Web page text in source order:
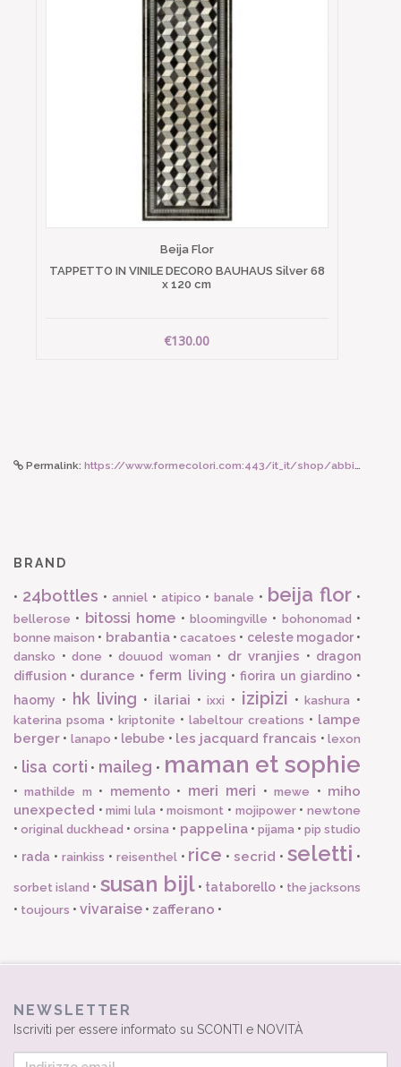
Beija Flor
TAPPETTO IN VINILE DECORO BAUHAUS Silver 68
x 120 cm
€130.00
Permalink: https://www.formecolori.com:443/it_it/shop/abbigliamento_donna/sandali/bohonomad_sandali_in_corda_bodrum_sandals_black/5456
BRAND
• 24bottles • anniel• atipico •banale • beija flor •
bellerose • bitossi home • bloomingville • bohonomad •
bonne maison • brabantia•cacatoes • celeste mogador•
dansko • done • douuod woman • dr vranjies • dragon
diffusion • durance • ferm living • fiorira un giardino•
haomy • hk living • ilariai •ixxi • izipizi •kashura •
katerina psoma • kriptonite • labeltour creations • lampe
berger • lanapo • lebube • les jacquard francais •lexon
• lisa corti • maileg • maman et sophie
•mathilde m • memento• meri meri •mewe • miho
unexpected •mimi lula •moismont • mojipower•newtone
•original duckhead •orsina • pappelina• pijama • pip studio
• rada • rainkiss • reisenthel• rice •secrid •seletti •
sorbet island • susan bijl• tataborello • the jacksons
• toujours • vivaraise • zafferano •
NEWSLETTER
Iscriviti per essere informato su SCONTI e NOVITÀ